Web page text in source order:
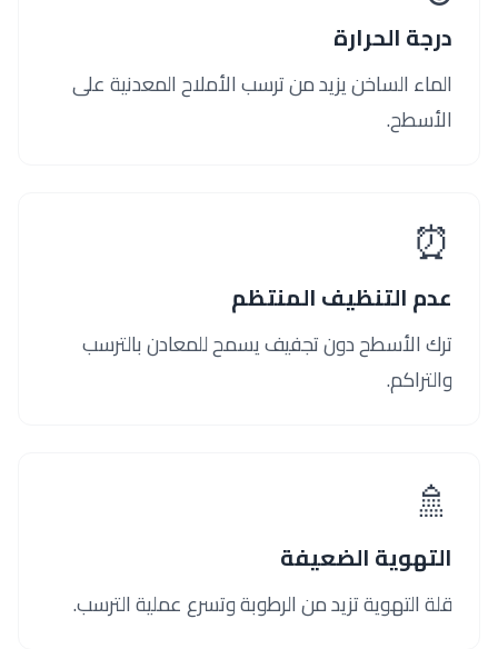
درجة الحرارة
الماء الساخن يزيد من ترسب الأملاح المعدنية على
الأسطح.
⏰
عدم التنظيف المنتظم
ترك الأسطح دون تجفيف يسمح للمعادن بالترسب
والتراكم.
🚿
التهوية الضعيفة
قلة التهوية تزيد من الرطوبة وتسرع عملية الترسب.